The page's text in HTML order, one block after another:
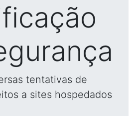
tentativas de
a sites hospedados